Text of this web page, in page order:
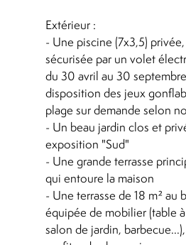
Extérieur :
- Une piscine (7x3,5)
sécurisée par un volet
du 30 avril au 30
disposition des jeux
plage sur demande selon
- Un beau jardin clos et
exposition "Sud"
- Une grande terrasse
qui entoure la maison
- Une terrasse de 18 m² au
équipée de mobilier (table
salon de jardin,